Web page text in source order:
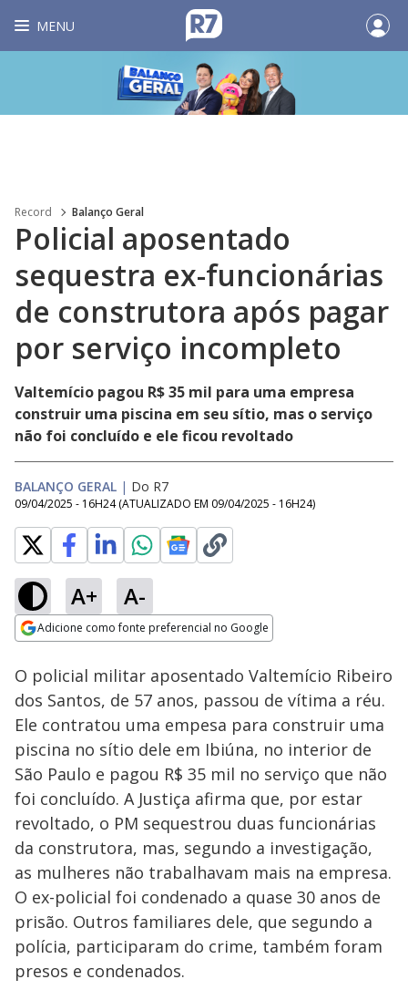
MENU
Record Balanço Geral
Policial aposentado
sequestra ex-funcionárias
de construtora após pagar
por serviço incompleto
Valtemício pagou R$ 35 mil para uma empresa
construir uma piscina em seu sítio, mas o serviço
não foi concluído e ele ficou revoltado
BALANÇO GERAL | Do R7
09/04/2025 - 16H24 (ATUALIZADO EM 09/04/2025 - 16H24)
A+ A-
Adicione como fonte preferencial no Google
Ativar
Loaded:
7.31%
O policial militar aposentado Valtemício Ribeiro
dos Santos, de 57 anos, passou de vítima a réu.
Ele contratou uma empesa para construir uma
piscina no sítio dele em Ibiúna, no interior de
São Paulo e pagou R$ 35 mil no serviço que não
foi concluído. A Justiça afirma que, por estar
revoltado, o PM sequestrou duas funcionárias
da construtora, mas, segundo a investigação,
as mulheres não trabalhavam mais na empresa.
O ex-policial foi condenado a quase 30 anos de
prisão. Outros familiares dele, que segundo a
polícia, participaram do crime, também foram
presos e condenados.